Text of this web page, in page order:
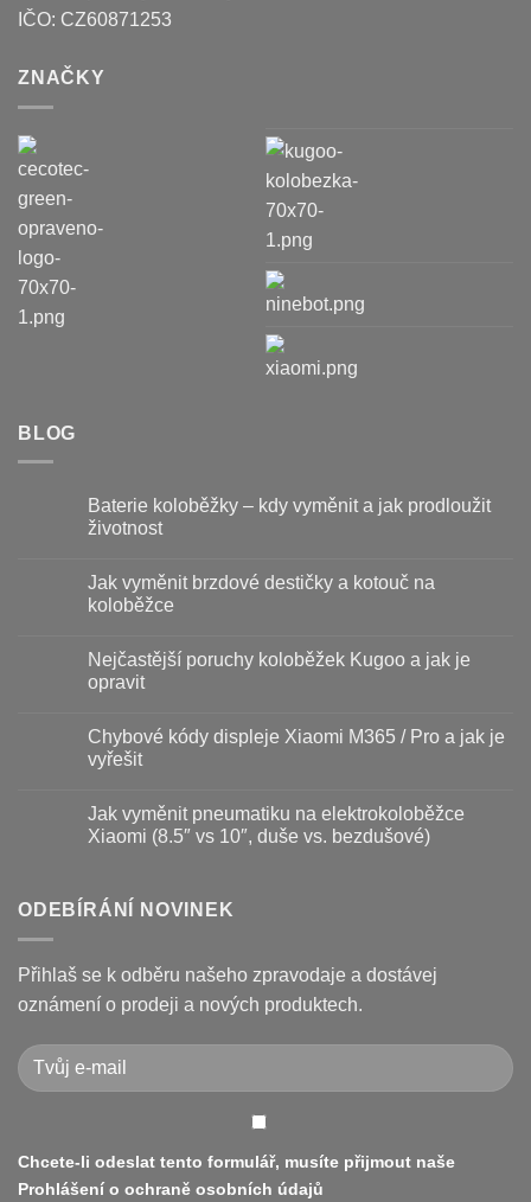
IČO: CZ60871253
ZNAČKY
BLOG
Baterie koloběžky – kdy vyměnit a jak prodloužit
životnost
textu
s
koloběžky
kdy
jak
prodloužit
životnost
Jak vyměnit brzdové destičky a kotouč na
koloběžce
u
s
vyměnit
brzdové
destičky
na
koloběžce
Nejčastější poruchy koloběžek Kugoo a jak je
opravit
u
textu
s
poruchy
koloběžek
Kugoo
opravit
Chybové kódy displeje Xiaomi M365 / Pro a jak je
vyřešit
textu
s
displeje
a
jak
je
Jak vyměnit pneumatiku na elektrokoloběžce
Xiaomi (8.5″ vs 10″, duše vs. bezdušové)
textu
vyměnit
pneumatiku
na
elektrokoloběžce
(8.5″
10″,
duše
ODEBÍRÁNÍ NOVINEK
Přihlaš se k odběru našeho zpravodaje a dostávej
oznámení o prodeji a nových produktech.
Chcete-li odeslat tento formulář, musíte přijmout naše
Prohlášení o ochraně osobních údajů